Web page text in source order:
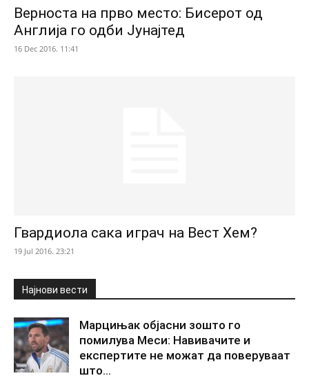
Верноста на прво место: Бисерот од
Англија го одби Јунајтед
16 Dec 2016. 11:41
Гвардиола сака играч на Вест Хем?
19 Jul 2016. 23:21
Најнови вести
Марцињак објасни зошто го
помилува Меси: Навивачите и
експертите не можат да поверуваат
што...